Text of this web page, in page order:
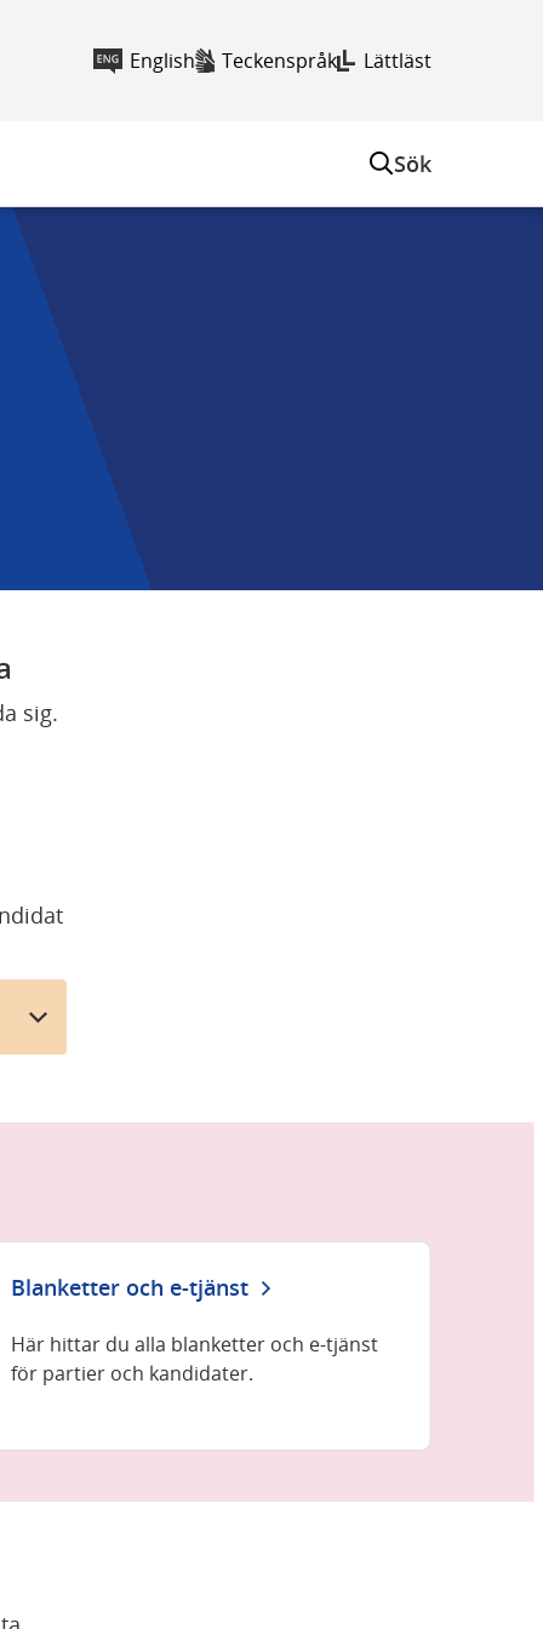
English Teckenspråk Lättläst
Sök
sig.
Blanketter och e-tjänst
Här hittar du alla blanketter och e-tjänst
för partier och kandidater.